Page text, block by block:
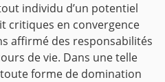
individu d’un potentiel
critiques en convergence
affirmé des responsabilités
de vie. Dans une telle
forme de domination